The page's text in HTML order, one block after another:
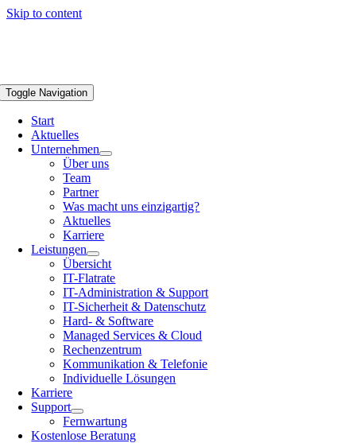
Skip to content
Toggle Navigation
Start
Aktuelles
Unternehmen
Über uns
Team
Partner
Was macht uns einzigartig?
Aktuelles
Karriere
Leistungen
Übersicht
IT-Flatrate
IT-Administration & Support
IT-Sicherheit & Datenschutz
Hard- & Software
Managed Services & Cloud
Rechenzentrum
Kommunikation & Telefonie
Individuelle Lösungen
Karriere
Support
Fernwartung
Kostenlose Beratung